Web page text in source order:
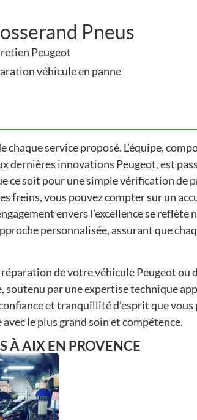
Pneus
Peugeot
véhicule en panne
service proposé. L’équipe,
dernières innovations Peugeot, est
ce soit pour une simple vérification de
freins, vous pouvez compter sur un
envers l’excellence se reflète
personnalisée, assurant que
de votre véhicule Peugeot ou
soutenu par une expertise technique
et tranquillité d’esprit que vous
le plus grand soin et compétence.
À AIX EN PROVENCE